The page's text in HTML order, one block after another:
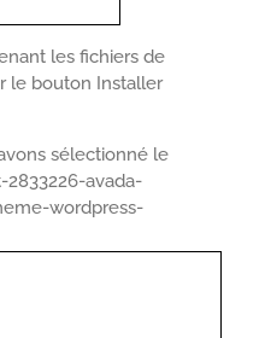
les fichiers de
le bouton Installer
sélectionné le
avada-
wordpress-